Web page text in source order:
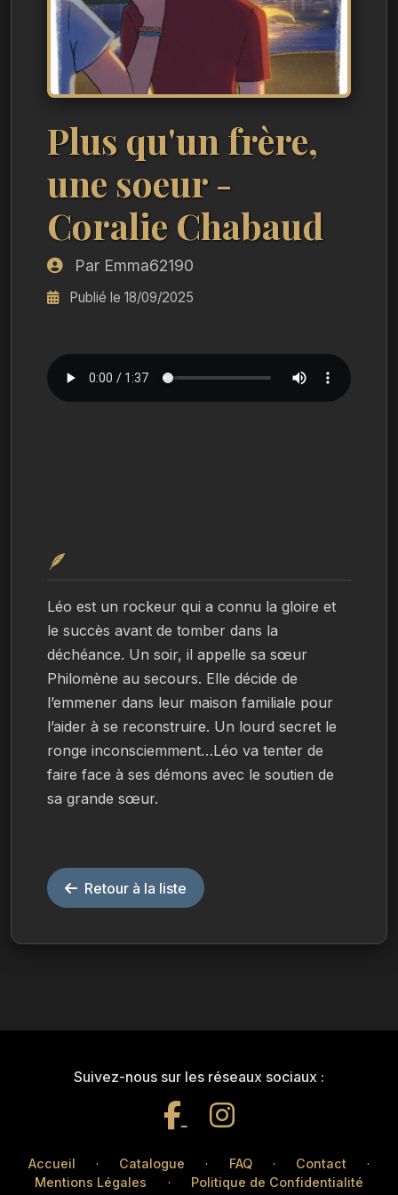
Plus qu'un frère,
une soeur -
Coralie Chabaud
Par Emma62190
Publié le 18/09/2025
🪶
Léo est un rockeur qui a connu la gloire et
le succès avant de tomber dans la
déchéance. Un soir, il appelle sa sœur
Philomène au secours. Elle décide de
l’emmener dans leur maison familiale pour
l’aider à se reconstruire. Un lourd secret le
ronge inconsciemment…Léo va tenter de
faire face à ses démons avec le soutien de
sa grande sœur.
Retour à la liste
Suivez-nous sur les réseaux sociaux :
Accueil · Catalogue · FAQ · Contact
·
Mentions Légales
· Politique de Confidentialité